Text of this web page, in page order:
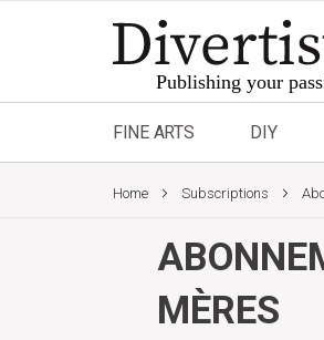
to
Content
FINE ARTS DIY
Home Subscriptions
MÈRES